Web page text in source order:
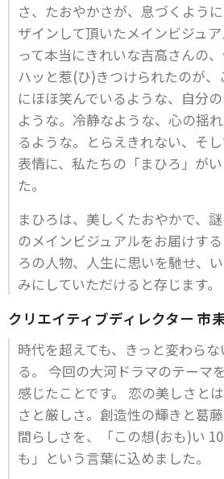
さ、たおやかさが、息づくよう
ザインして頂いたメインビジュ
って本当にきれいな吉高さんの
ハッと惹(ひ)きつけられたのが
にほほ笑んでいるような、自分
ような。冷静なような、心の揺
るような。とらえきれない、そ
表情に、私たちの「まひろ」が
た。
まひろは、美しくたおやかで、
のメインビジュアルをお届けす
ろの人物、人生に思いを馳せ、
みにしていただけると存じます。
クリエイティブディレクター 市
時代を超えても、きっと変わら
る。 今回の大河ドラマのテーマ
感じたことです。 恋の美しさと
さと厳しさ。創造性の輝きと葛
間らしさを、「この想(おも)い
も」という言葉に込めました。